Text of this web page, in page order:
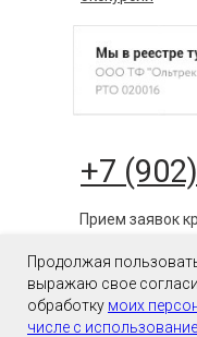
+7
Прием заявок
Продолжая
выражаю свое
обработку моих
числе с